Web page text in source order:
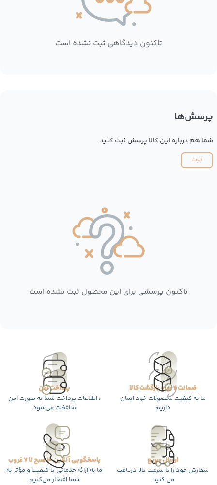
تاکنون دیدگاهی ثبت نشده است
پرسش‌ها
شما هم درباره این کالا پرسش ثبت کنید
ثبت
تاکنون پرسشی برای این محصول ثبت نشده است
ضمانت 7 روزه بازگشت کالا
ما به کیفیت محصولات خود ایمان
داریم
پرداخت امن
، اطلاعات پرداخت شما به صورت امن
محافظت می‌شود.
ارسال سریع
سفارش خود را با سرعت بالا دریافت
می کنید.
پاسخگویی آنلاین 10 صبح تا 7 غروب
ما به ارائه خدماتی با کیفیت و مؤثر به
شما افتخار می‌کنیم